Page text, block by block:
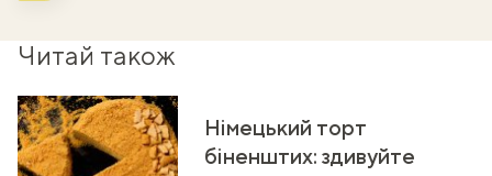
Читай також
Німецький торт
біненштих: здивуйте